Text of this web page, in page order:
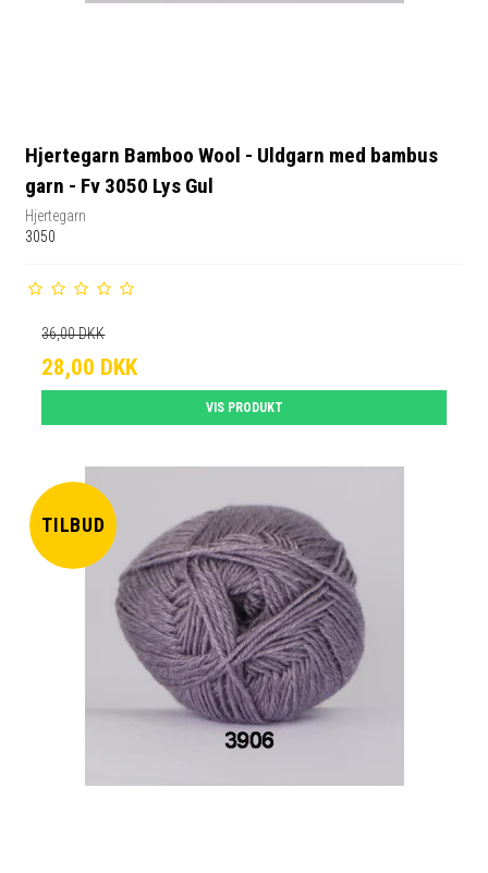
Hjertegarn Bamboo Wool - Uldgarn med bambus
garn - Fv 3050 Lys Gul
Hjertegarn
3050
36,00 DKK
28,00 DKK
VIS PRODUKT
TILBUD